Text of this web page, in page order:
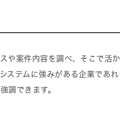
や案件内容を調べ、そこで活
ステムに強みがある企業であ
調できます。